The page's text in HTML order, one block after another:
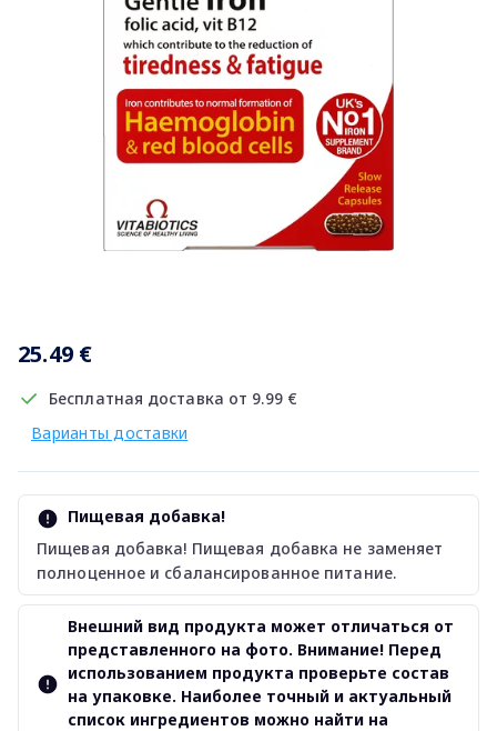
25.49 €
Бесплатная доставка от 9.99 €
Варианты доставки
Пищевая добавка!
Пищевая добавка! Пищевая добавка не заменяет
полноценное и сбалансированное питание.
Внешний вид продукта может отличаться от
представленного на фото. Внимание! Перед
использованием продукта проверьте состав
на упаковке. Наиболее точный и актуальный
список ингредиентов можно найти на